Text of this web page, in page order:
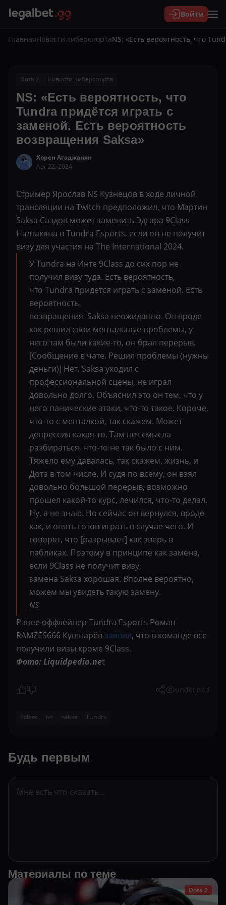
Войти
ГлавнаяНовости киберспортаNS: «Есть вероятность, что
Dota 2 Новости киберспорта
NS: «Есть вероятность, что
Tundra придётся играть с
заменой. Есть вероятность
возвращения Saksa»
Хорен Агаджанян
Авг 22, 2024
Стример Ярослав NS Кузнецов в ходе личной
трансляции на Twitch предположил, что Мартин
Saksa Саздов может заменить Эдгара 9Class
Налтакяна в Tundra Esports, если он не получит
визу для участия на The International 2024.
У Tundra на Инте 9Class до сих пор не
получил визу туда. Есть вероятность,
что Tundra придется играть с заменой. Есть
вероятность
возвращения Saksa неожиданно. Он вроде
как решил свои ментальные проблемы, у
него там были какие-то, он брал перерыв.
[Сообщение в чате. Решил проблемы (нужны
деньги)] Нет. Saksa уходил с
профессиональной сцены, не играл
довольно долго. Объяснил это он тем, что у
него панические атаки, что-то такое. Короче,
что-то с менталкой, так скажем. Может
депрессия какая-то. Там нет смысла
разбираться, что-то не так было с ним.
Тяжело ему давалась, так скажем, жизнь, и
Дота в том числе. И судя по всему, он взял
довольно большой перерыв, возможно
прошел какой-то курс, лечился, что-то делал.
Ну, я не знаю. Но сейчас он вернулся, вроде
как, и опять готов играть в случае чего. И
говорят, что [разрывает] как зверь в
пабликах. Поэтому в принципе как замена,
если 9Class не получит визу,
замена Saksa хорошая. Вполне вероятно,
можем мы увидеть такую замену.
NS
Ранее оффлейнер Tundra Esports Роман
RAMZES666 Кушнарёв заявил, что в команде все
получили визы кроме 9Class.
Фото: Liquidpedia.net
undefined
9class ns saksa Tundra
Будь первым
Материалы по теме
Dota 2